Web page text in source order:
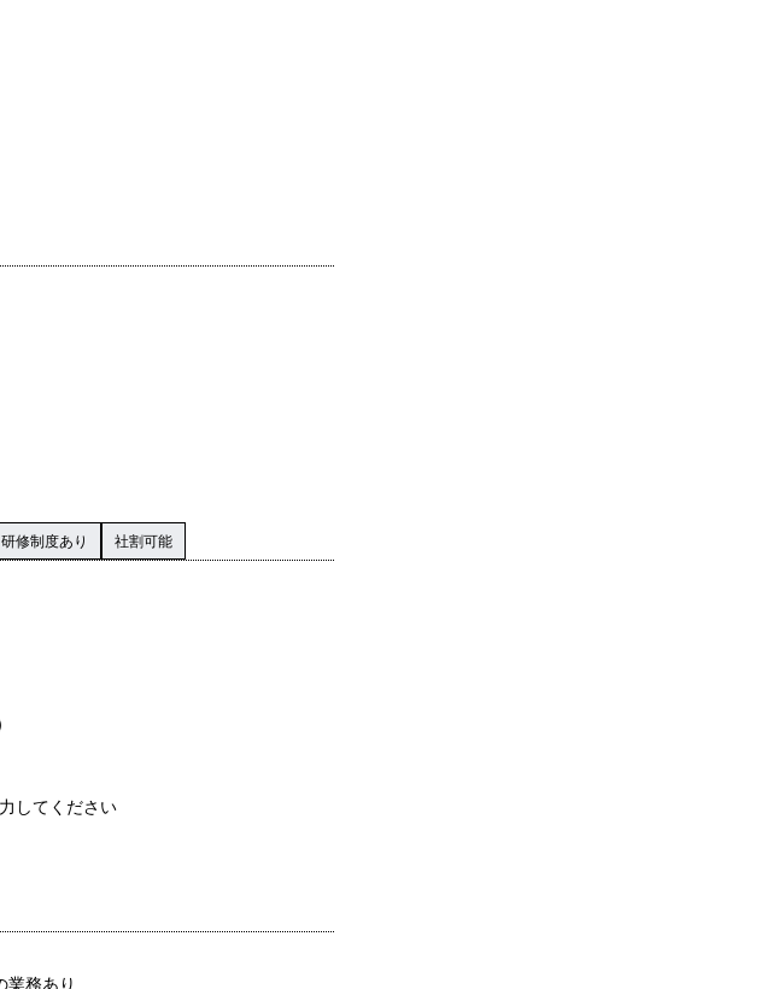
研修制度あり 社割可能
してください
業務あり